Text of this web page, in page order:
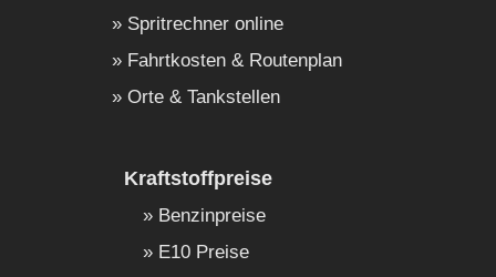
Spritrechner online
Fahrtkosten & Routenplan
Orte & Tankstellen
Kraftstoffpreise
Benzinpreise
E10 Preise